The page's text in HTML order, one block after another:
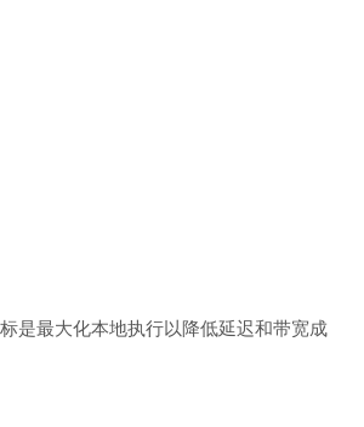
是最大化本地执行以降低延迟和带宽成